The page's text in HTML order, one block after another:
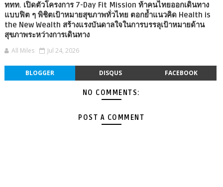
ททท. เปิดตัวโครงการ 7-Day Fit Mission ท้าคนไทยออกเดินทาง
แบบฟิต ๆ พิชิตเป้าหมายสุขภาพทั่วไทย ตอกย้ำแนวคิด Health is
the New Wealth สร้างแรงบันดาลใจในการบรรลุเป้าหมายด้าน
สุขภาพระหว่างการเดินทาง
All Miles Jul 24, 2026
BLOGGER DISQUS FACEBOOK
NO COMMENTS:
POST A COMMENT